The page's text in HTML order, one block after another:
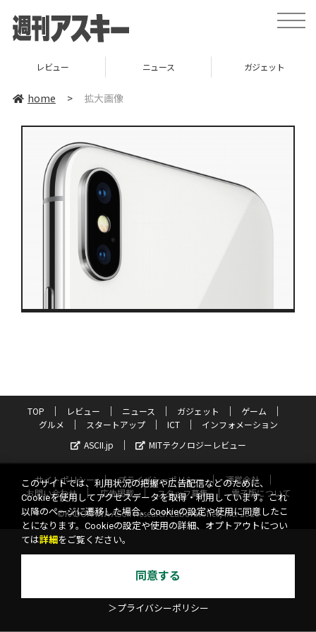
toggle
レビュー ニュース ガジェット
home > 拡大画像
TOP レビュー ニュース ガジェット
ゲーム
グルメ
スタートアップ ICT
インフォメーション
ASCII.jp
MITテクノロジーレビュー
サイトポリシー プライバシーポリシー
運営会社
お問い合わせ
広告掲載 スタッフ募集
電子版について
©KADOKAWA ASCII Research Laboratories, Inc. 2026
このサイトでは、利用状況の把握や広告配信などのために、
Cookieを使用してアクセスデータを取得・利用しています。これ
以降のページに遷移した場合、Cookieの設定や使用に同意したこ
とになります。Cookieの設定や使用の詳細、オプトアウトについ
ては詳細 をご覧ください。
同意する
＞プライバシーポリシー